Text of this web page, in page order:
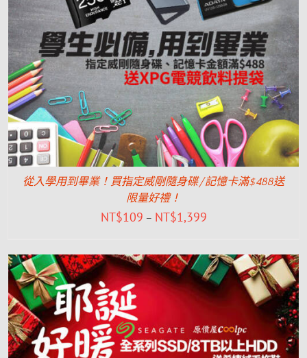
從入學用到畢業！買指定威剛隨身碟/記憶卡滿$488送
限量好禮！
NT$109 – NT$1,399